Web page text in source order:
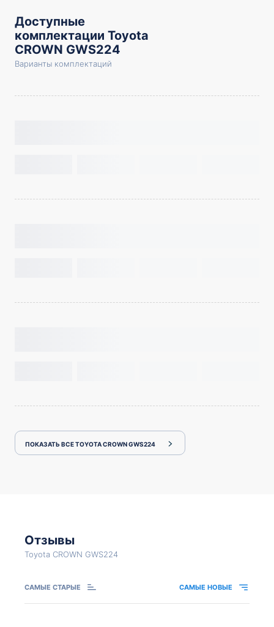
Доступные
комплектации Toyota
CROWN GWS224
Варианты комплектаций
ПОКАЗАТЬ ВСЕ TOYOTA CROWN GWS224
Отзывы
Toyota CROWN GWS224
САМЫЕ СТАРЫЕ САМЫЕ НОВЫЕ